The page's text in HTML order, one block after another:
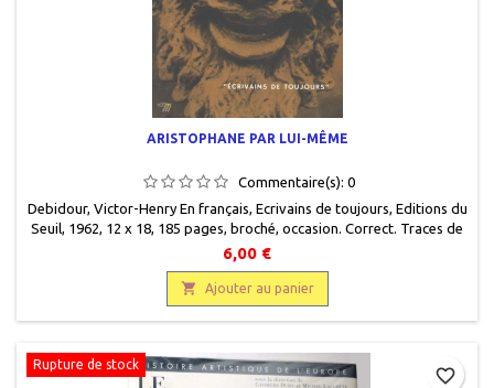
ARISTOPHANE PAR LUI-MÊME
Commentaire(s): 0
Debidour, Victor-Henry En français, Ecrivains de toujours, Editions du
Seuil, 1962, 12 x 18, 185 pages, broché, occasion. Correct. Traces de
scotch sur les pages de garde.
6,00 €
 Ajouter au panier
Rupture de stock
favorite_border